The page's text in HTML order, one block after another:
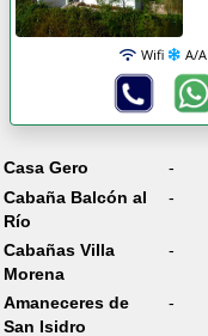
Wifi A/A
Casa Gero
-
Cabaña Balcón al
Río
-
Cabañas Villa
Morena
-
Amaneceres de
San Isidro
-